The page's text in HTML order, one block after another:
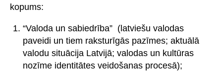
kopums:
“Valoda un sabiedrība” (latviešu valodas
paveidi un tiem raksturīgās pazīmes; aktuālā
valodu situācija Latvijā; valodas un kultūras
nozīme identitātes veidošanas procesā);